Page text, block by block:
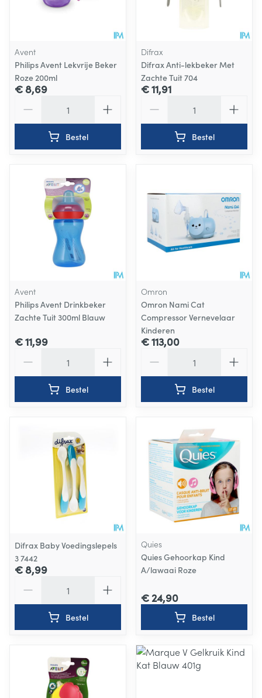
Avent
Philips Avent Lekvrije Beker
Roze 200ml
€ 8,69
Bestel
Difrax
Difrax Anti-lekbeker Met
Zachte Tuit 704
€ 11,91
Bestel
Avent
Philips Avent Drinkbeker
Zachte Tuit 300ml Blauw
€ 11,99
Bestel
Omron
Omron Nami Cat
Compressor Vernevelaar
Kinderen
€ 113,00
Bestel
Difrax Baby Voedingslepels
3 7442
€ 8,99
Bestel
Quies
Quies Gehoorkap Kind
A/lawaai Roze
€ 24,90
Bestel